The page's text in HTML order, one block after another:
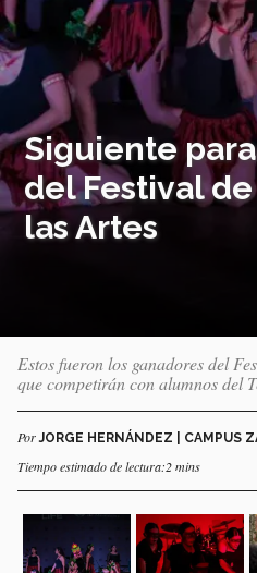
Siguiente
del Festival
las Artes
Estos fueron los ganadores del
que competirán con alumnos del
PorJORGE HERNÁNDEZ | CAMPUS
Tiempo estimado de lectura:2 mins